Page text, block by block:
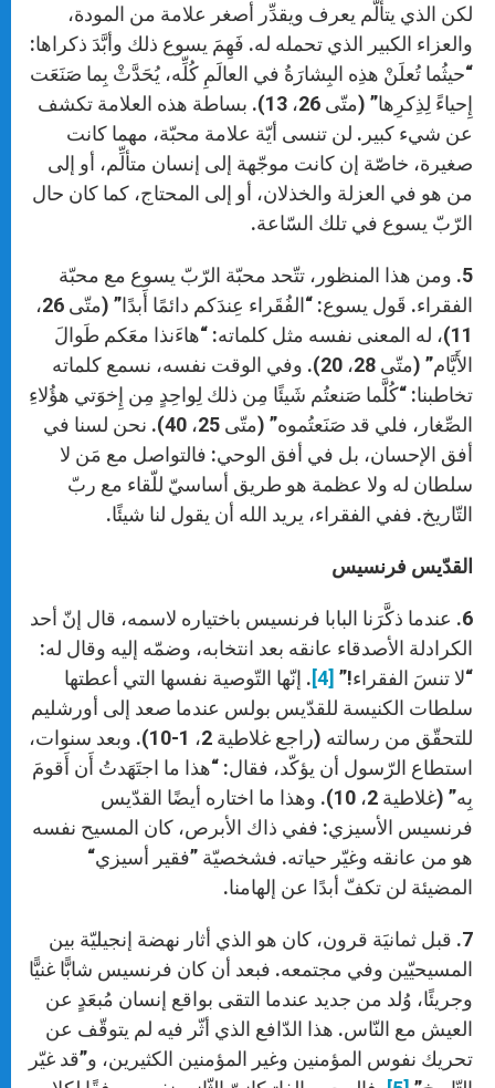
لكن الذي يتألّم يعرف ويقدِّر أصغر علامة من المودة،
والعزاء الكبير الذي تحمله له. فَهِمَ يسوع ذلك وأبَّدَ ذكراها:
“حيثُما تُعلَنْ هذِه البِشارَةُ في العالَمِ كُلِّه، يُحَدَّثْ بِما صَنَعَت
إِحياءً لِذِكرِها” (متّى 26، 13). بساطة هذه العلامة تكشف
عن شيء كبير. لن تنسى أيّة علامة محبّة، مهما كانت
صغيرة، خاصّة إن كانت موجّهة إلى إنسان متألِّم، أو إلى
من هو في العزلة والخذلان، أو إلى المحتاج، كما كان حال
الرّبّ يسوع في تلك السّاعة.
5. ومن هذا المنظور، تتّحد محبّة الرّبّ يسوع مع محبّة
الفقراء. قَول يسوع: “الفُقَراء عِندَكم دائمًا أَبدًا” (متّى 26،
11)، له المعنى نفسه مثل كلماته: “هاءَنذا معَكم طَوالَ
الأَيَّام” (متّى 28، 20). وفي الوقت نفسه، نسمع كلماته
تخاطبنا: “كُلَّما صَنعتُم شَيئًا مِن ذلك لِواحِدٍ مِن إِخوَتي هؤُلاءِ
الصِّغار، فلي قد صَنَعتُموه” (متّى 25، 40). نحن لسنا في
أفق الإحسان، بل في أفق الوحي: فالتواصل مع مَن لا
سلطان له ولا عظمة هو طريق أساسيّ للّقاء مع ربّ
التّاريخ. ففي الفقراء، يريد الله أن يقول لنا شيئًا.
القدّيس فرنسيس
6. عندما ذكَّرَنا البابا فرنسيس باختياره لاسمه، قال إنّ أحد
الكرادلة الأصدقاء عانقه بعد انتخابه، وضمّه إليه وقال له:
“لا تنسَ الفقراء!” [4]
. إنّها التّوصية نفسها التي أعطتها
سلطات الكنيسة للقدّيس بولس عندما صعد إلى أورشليم
للتحقّق من رسالته (راجع غلاطية 2، 1-10). وبعد سنوات،
استطاع الرّسول أن يؤكّد، فقال: “هذا ما اجتَهَدتُ أَن أَقومَ
بِه” (غلاطية 2، 10). وهذا ما اختاره أيضًا القدّيس
فرنسيس الأسيزي: ففي ذاك الأبرص، كان المسيح نفسه
هو من عانقه وغيّر حياته. فشخصيّة ”فقير أسيزي“
المضيئة لن تكفّ أبدًا عن إلهامنا.
7. قبل ثمانيَة قرون، كان هو الذي أثار نهضة إنجيليّة بين
المسيحيّين وفي مجتمعه. فبعد أن كان فرنسيس شابًّا غنيًّا
وجريئًا، وُلد من جديد عندما التقى بواقع إنسان مُبعَدٍ عن
العيش مع النّاس. هذا الدّافع الذي أثّر فيه لم يتوقّف عن
تحريك نفوس المؤمنين وغير المؤمنين الكثيرين، و”قد غيّر